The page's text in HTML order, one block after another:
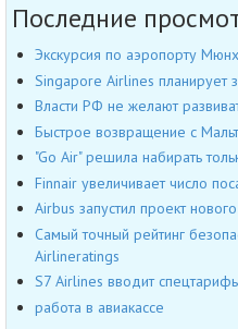
Последние
Экскурсия по аэропорту
Singapore Airlines планирует
Власти РФ не желают
Быстрое возвращение с
"Go Air" решила набирать
Finnair увеличивает число
Airbus запустил проект
Самый точный рейтинг
Airlineratings
S7 Airlines вводит
работа в авиакассе